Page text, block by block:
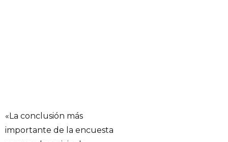
«La conclusión más
importante de la encuesta